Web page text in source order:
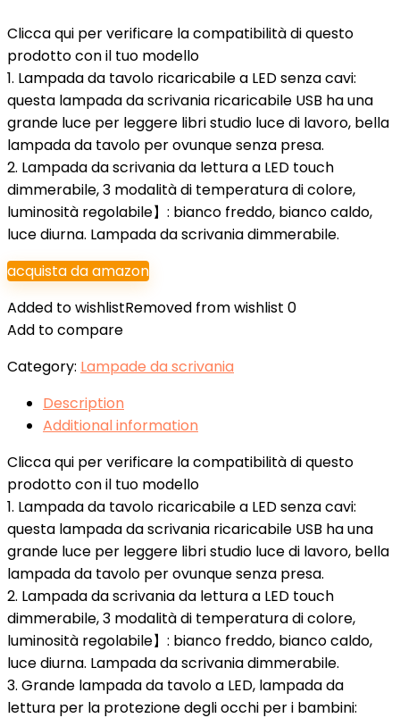
Clicca qui per verificare la compatibilità di questo
prodotto con il tuo modello
1. Lampada da tavolo ricaricabile a LED senza cavi:
questa lampada da scrivania ricaricabile USB ha una
grande luce per leggere libri studio luce di lavoro, bella
lampada da tavolo per ovunque senza presa.
2. Lampada da scrivania da lettura a LED touch
dimmerabile, 3 modalità di temperatura di colore,
luminosità regolabile】: bianco freddo, bianco caldo,
luce diurna. Lampada da scrivania dimmerabile.
acquista da amazon
Added to wishlistRemoved from wishlist 0
Add to compare
Category: Lampade da scrivania
Description
Additional information
Clicca qui per verificare la compatibilità di questo
prodotto con il tuo modello
1. Lampada da tavolo ricaricabile a LED senza cavi:
questa lampada da scrivania ricaricabile USB ha una
grande luce per leggere libri studio luce di lavoro, bella
lampada da tavolo per ovunque senza presa.
2. Lampada da scrivania da lettura a LED touch
dimmerabile, 3 modalità di temperatura di colore,
luminosità regolabile】: bianco freddo, bianco caldo,
luce diurna. Lampada da scrivania dimmerabile.
3. Grande lampada da tavolo a LED, lampada da
lettura per la protezione degli occhi per i bambini: